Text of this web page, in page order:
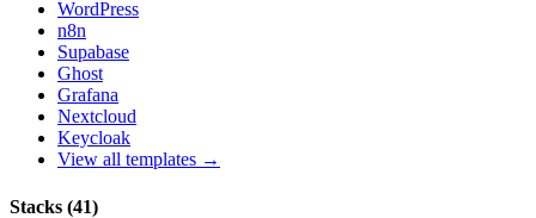
WordPress
n8n
Supabase
Ghost
Grafana
Nextcloud
Keycloak
View all templates →
Stacks (41)